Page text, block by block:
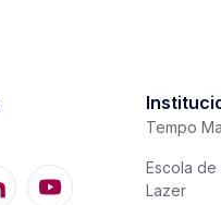
Tempo
Escola de
Lazer